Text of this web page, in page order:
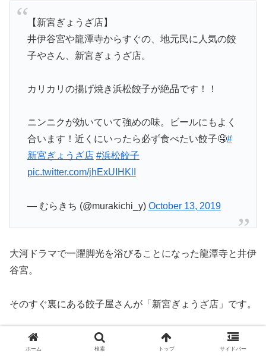
【新宮ぎょうざ店】
井伊谷宮や龍潭寺からすぐの、地元民に人気の餃
子やさん、新宮ぎょうざ店。
カリカリの揚げ焼き浜松餃子が絶品です！！
ニンニクが効いていて強めの味。ビールにもよく
合います！近くにいったら必ず食べたい餃子🤤#
新宮ぎょうざ店 #浜松餃子
pic.twitter.com/jhExUIHKlI
— むらきち (@murakichi_y) October 13, 2019
大河ドラマで一躍脚光を浴びることになった龍潭寺と井伊
谷宮。
そのすぐ裏にある餃子屋さんが「新宮ぎょうざ店」です。
揚げ餃子っぽいカリッと食感で、噛むほどにモッチリで
ホーム 検索 トップ サイドバー